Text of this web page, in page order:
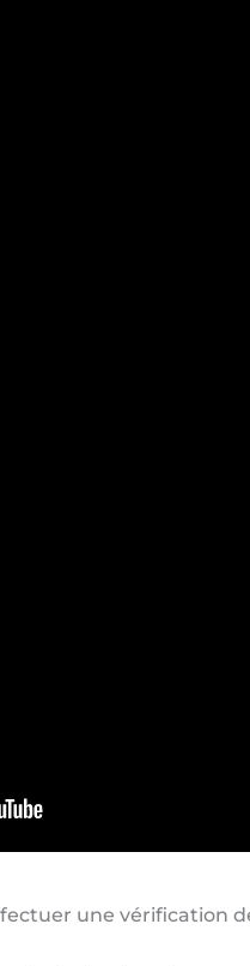
une vérification